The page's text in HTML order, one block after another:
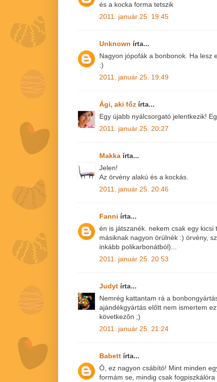
és a kocka forma tetszik
2011. január 25. 19:45
Unknown írta...
Nagyon jópofák a bonbonok. Ha lesz
:)
2011. január 25. 19:49
Ági, aki főz írta...
Egy újabb nyálcsorgató jelentkezik!
2011. január 25. 20:27
Makka írta...
Jelen!
Az örvény alakú és a kockás.
2011. január 25. 20:46
Fanni írta...
én is játszanék. nekem csak egy
másiknak nagyon örülnék :) örvény,
inkább polikarbonátból)...
2011. január 25. 20:53
Judyt írta...
Nemrég kattantam rá a
ajándékgyártás előtt nem ismertem
következőn ;)
2011. január 25. 21:24
Babett írta...
Ó, ez nagyon csábító! Mint minden
formám se, mindig csak